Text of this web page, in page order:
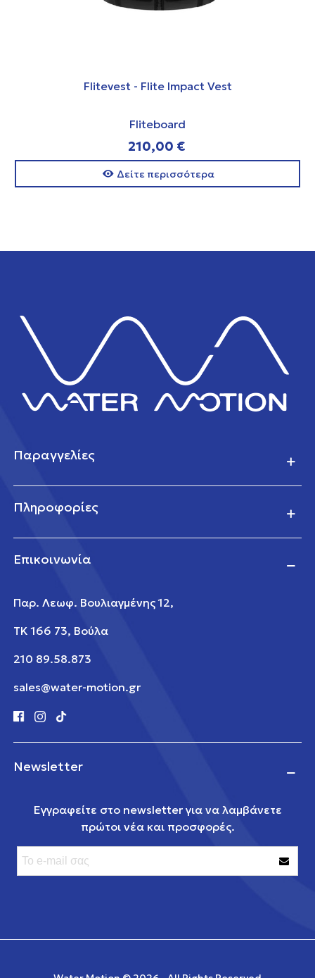
Flitevest - Flite Impact Vest
Fliteboard
210,00 €
Δείτε περισσότερα
Παραγγελίες
Πληροφορίες
Επικοινωνία
Παρ. Λεωφ. Βουλιαγμένης 12,
ΤΚ 166 73, Βούλα
210 89.58.873
sales@water-motion.gr
Newsletter
Εγγραφείτε στο newsletter για να λαμβάνετε
πρώτοι νέα και προσφορές.